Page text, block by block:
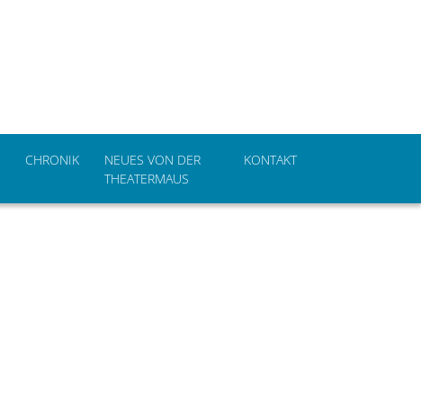
CHRONIK
NEUES VON DER
THEATERMAUS
KONTAKT